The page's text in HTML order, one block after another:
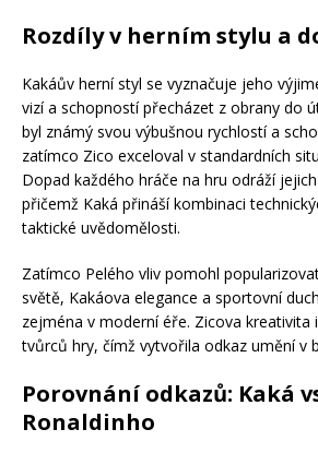
Rozdíly v herním stylu a
Kakáův herní styl se vyznačuje jeho
vizí a schopností přecházet z obrany do
byl známý svou výbušnou rychlostí a
zatímco Zico exceloval v standardních
Dopad každého hráče na hru odráží
přičemž Kaká přináší kombinaci
taktické uvědomělosti.
Zatímco Pelého vliv pomohl
světě, Kakáova elegance a sportovní
zejména v moderní éře. Zicova kreativita
tvůrců hry, čímž vytvořila odkaz umění v
Porovnání odkazů: Kaká
Ronaldinho